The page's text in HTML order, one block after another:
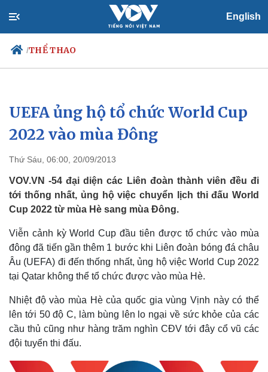
English
/THỂ THAO
Chính trị
Đảng
Tổ chức nhân sự
Nhận diện sự thật
Xã hội
Dự báo thời tiết
Việc làm
Biển đảo
UEFA ủng hộ tổ chức World Cup
2022 vào mùa Đông
Thứ Sáu, 06:00, 20/09/2013
VOV.VN -54 đại diện các Liên đoàn thành viên đều đi
tới thống nhất, ủng hộ việc chuyển lịch thi đấu World
Cup 2022 từ mùa Hè sang mùa Đông.
Viễn cảnh kỳ World Cup đầu tiên được tổ chức vào mùa
đông đã tiến gần thêm 1 bước khi Liên đoàn bóng đá châu
Âu (UEFA) đi đến thống nhất, ủng hộ việc World Cup 2022
tại Qatar không thể tổ chức được vào mùa Hè.
Nhiệt độ vào mùa Hè của quốc gia vùng Vịnh này có thể
lên tới 50 độ C, làm bùng lên lo ngại về sức khỏe của các
cầu thủ cũng như hàng trăm nghìn CĐV tới đây cổ vũ các
đội tuyển thi đấu.